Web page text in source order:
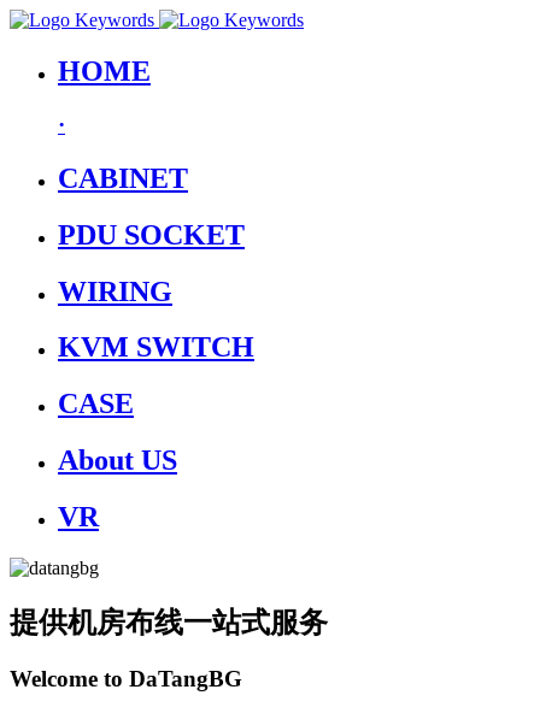
HOME
·
CABINET
PDU SOCKET
WIRING
KVM SWITCH
CASE
About US
VR
提供机房布线一站式服务
Welcome to DaTangBG